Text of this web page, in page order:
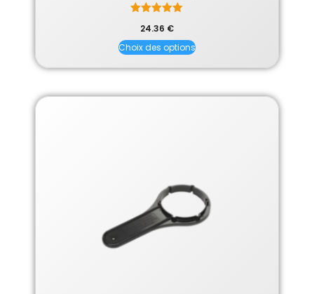
5.00
sur 5
24.36 €
Choix des options